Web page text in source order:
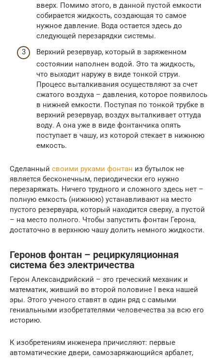
вверх. Помимо этого, в данной пустой емкости
собирается жидкость, создающая то самое
нужное давление. Вода остается здесь до
следующей перезарядки системы.
Верхний резервуар, который в заряженном
состоянии наполнен водой. Это та жидкость,
что выходит наружу в виде тонкой струи.
Процесс выталкивания осуществляют за счет
сжатого воздуха – давления, которое появилось
в нижней емкости. Поступая по тонкой трубке в
верхний резервуар, воздух выталкивает оттуда
воду. А она уже в виде фонтанчика опять
поступает в чашу, из которой стекает в нижнюю
емкость.
Сделанный своими руками фонтан из бутылок не
является бесконечным, периодически его нужно
перезаряжать. Ничего трудного и сложного здесь нет –
полную емкость (нижнюю) устанавливают на место
пустого резервуара, который находится сверху, а пустой
– на место полного. Чтобы запустить фонтан Герона,
достаточно в верхнюю чашу долить немного жидкости.
Геронов фонтан – рециркуляционная
система без электричества
Герон Александрийский – это греческий механик и
математик, живший во второй половине I века нашей
эры. Этого ученого ставят в один ряд с самыми
гениальными изобретателями человечества за всю его
историю.
К изобретениям инженера причисляют: первые
автоматические двери, самозаряжающийся арбалет,